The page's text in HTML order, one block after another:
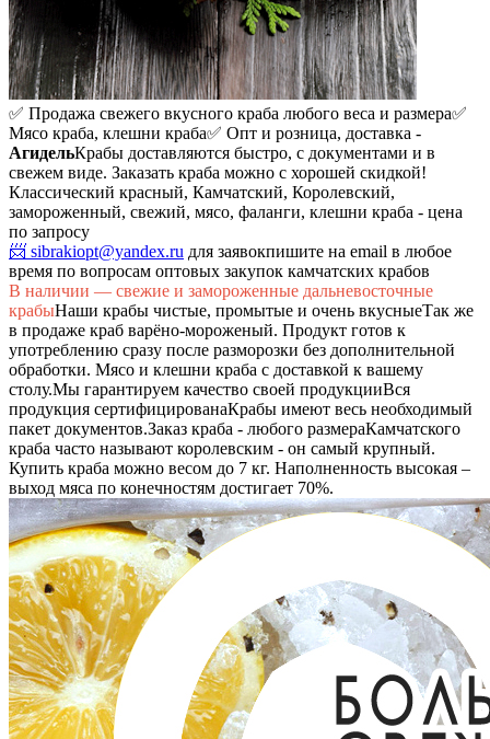
✅ Продажа свежего вкусного краба любого веса и размера✅
Мясо краба, клешни краба✅ Опт и розница, доставка -
АгидельКрабы доставляются быстро, с документами и в
свежем виде. Заказать краба можно с хорошей скидкой!
Классический красный, Камчатский, Королевский,
замороженный, свежий, мясо, фаланги, клешни краба - цена
по запросу
📨 sibrakiopt@yandex.ru для заявокпишите на email в любое
время по вопросам оптовых закупок камчатских крабов
В наличии — свежие и замороженные дальневосточные
крабыНаши крабы чистые, промытые и очень вкусныеТак же
в продаже краб варёно-мороженый. Продукт готов к
употреблению сразу после разморозки без дополнительной
обработки. Мясо и клешни краба с доставкой к вашему
столу.Мы гарантируем качество своей продукцииВся
продукция сертифицированаКрабы имеют весь необходимый
пакет документов.Заказ краба - любого размераКамчатского
краба часто называют королевским - он самый крупный.
Купить краба можно весом до 7 кг. Наполненность высокая –
выход мяса по конечностям достигает 70%.